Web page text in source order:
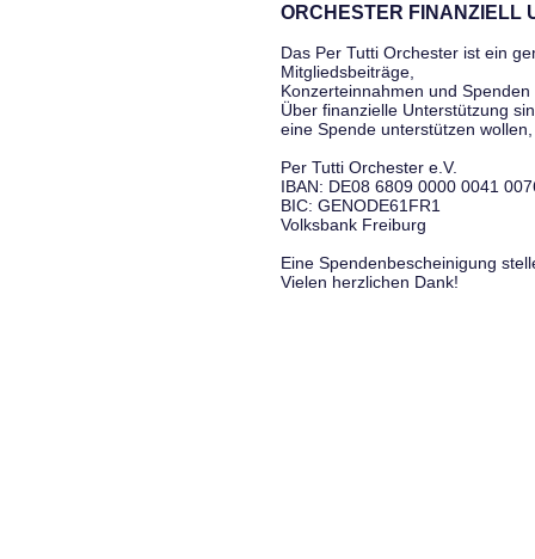
ORCHESTER FINANZIELL
Das Per Tutti Orchester ist ein
Mitgliedsbeiträge,
Konzerteinnahmen und
Über finanzielle Unterstützung
eine Spende unterstützen
Per Tutti Orchester e.V.
IBAN: DE08 6809 0000 0041
BIC: GENODE61FR1
Volksbank Freiburg
Eine Spendenbescheinigung
Vielen herzlichen Dank!